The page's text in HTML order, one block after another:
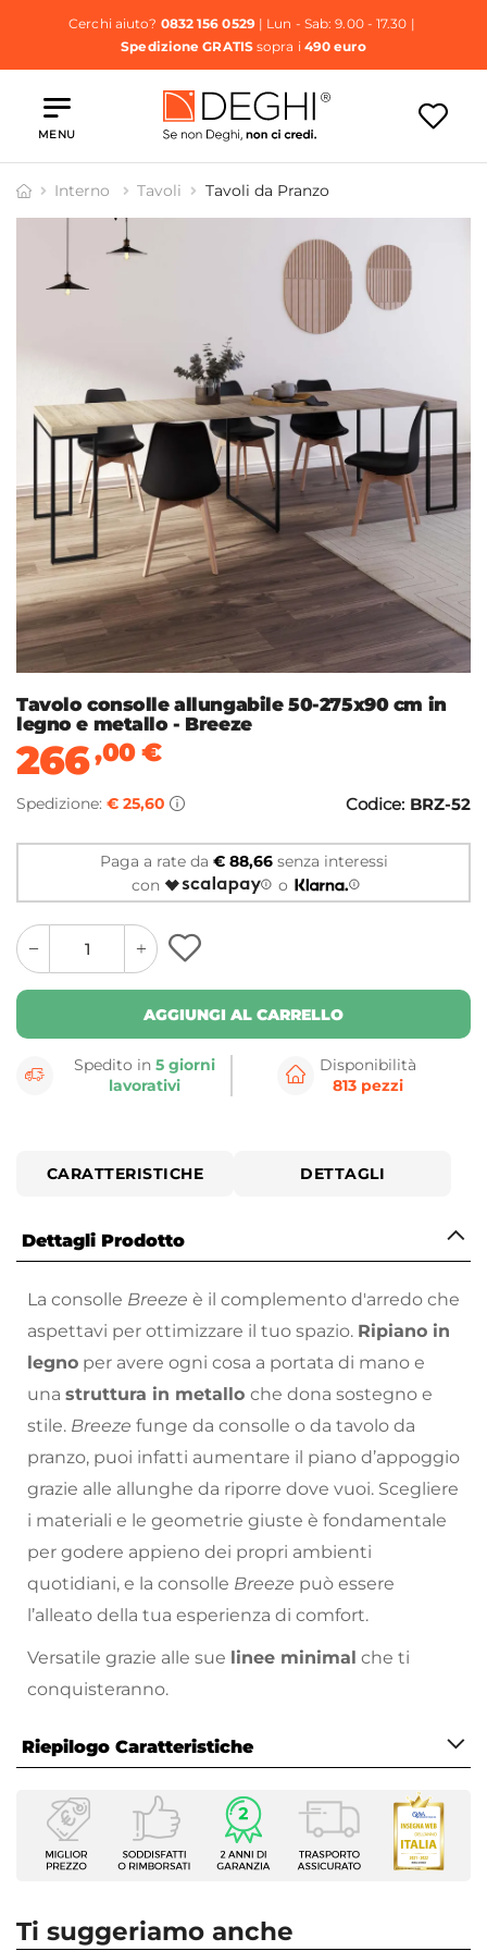
Cerchi aiuto? 0832 156 0529| Lun - Sab: 9.00 - 17.30 |
Spedizione GRATISsopra i 490 euro
MENU
Interno Tavoli Tavoli da Pranzo
Tavolo consolle allungabile 50-275x90 cm in
legno e metallo - Breeze
266,00€
Spedizione: € 25,60 Codice: BRZ-52
Paga a rate da € 88,66senza interessi
con
o
quantity
button
quantity
minus
button
AGGIUNGI AL CARRELLO
Spedito in5 giorni
lavorativi
Disponibilità
813 pezzi
CARATTERISTICHE DETTAGLI
Dettagli Prodotto
La consolle Breeze è il complemento d'arredo che
aspettavi per ottimizzare il tuo spazio. Ripiano in
legno per avere ogni cosa a portata di mano e
una struttura in metallo che dona sostegno e
stile. Breeze funge da consolle o da tavolo da
pranzo, puoi infatti aumentare il piano d’appoggio
grazie alle allunghe da riporre dove vuoi. Scegliere
i materiali e le geometrie giuste è fondamentale
per godere appieno dei propri ambienti
quotidiani, e la consolle Breeze può essere
l’alleato della tua esperienza di comfort.
Versatile grazie alle sue linee minimal che ti
conquisteranno.
sognato: ilnostro catalogo
onlinecontiene numerose soluzioni
per tutti i
gusti e le esigenze. Fatti ispirare!
Riepilogo Caratteristiche
Caratteristiche
Serie
Breeze
Tavolo consolle
Tavolo allungabile
Ti suggeriamo anche